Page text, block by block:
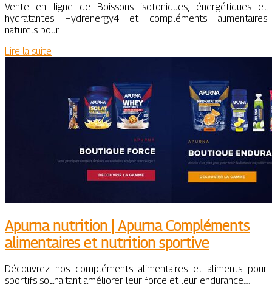
Vente en ligne de Boissons isotoniques, énergétiques et
hydratantes Hydrenergy4 et compléments alimentaires
naturels pour…
Lire la suite
Apurna nutrition | Apurna Compléments
alimen­tai­res et nutrition sportive
Découvrez nos compléments alimentaires et aliments pour
sportifs souhaitant améliorer leur force et leur endurance….